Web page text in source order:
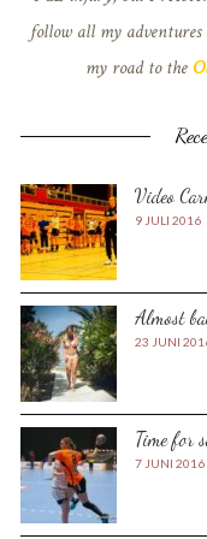
follow all my
my road to the
Video
9 JULI 2016
Almost
23 JUNI
Time for
7 JUNI 2016